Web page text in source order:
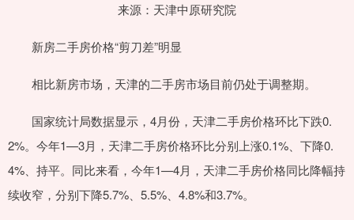
来源：天津中原研究院
新房二手房价格“剪刀差”明显
相比新房市场，天津的二手房市场目前仍处于调整期。
国家统计局数据显示，4月份，天津二手房价格环比下跌0.
2%。今年1—3月，天津二手房价格环比分别上涨0.1%、下降0.
4%、持平。同比来看，今年1—4月，天津二手房价格同比降幅持
续收窄，分别下降5.7%、5.5%、4.8%和3.7%。